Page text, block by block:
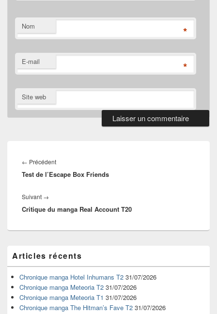
Nom *
E-mail *
Site web
de
l’article
← PrécédentArticle
précédent :
Test de l’Escape Box Friends
Suivant →
suivant :
Critique du manga Real Account T20
principale
de
widget
pour
barre
latérale
Articles récents
Chronique manga Hotel Inhumans T2 31/07/2026
Chronique manga Meteoria T2 31/07/2026
Chronique manga Meteoria T1 31/07/2026
Chronique manga The Hitman’s Fave T2 31/07/2026